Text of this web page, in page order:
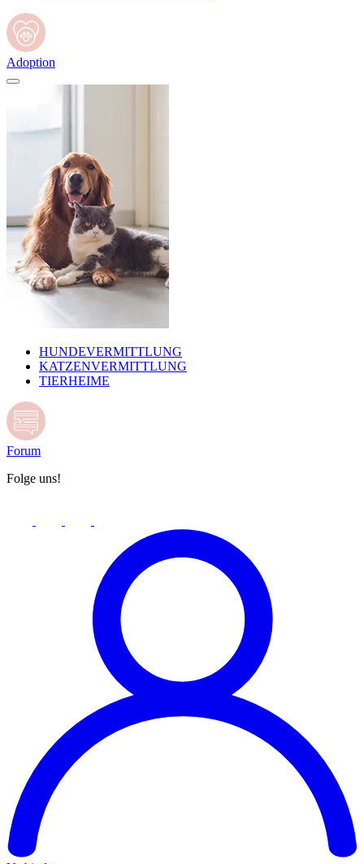
Adoption
HUNDEVERMITTLUNG
KATZENVERMITTLUNG
TIERHEIME
Forum
Folge uns!